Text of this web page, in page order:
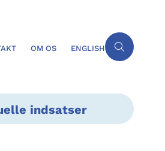
OM OS ENGLISH
indsatser